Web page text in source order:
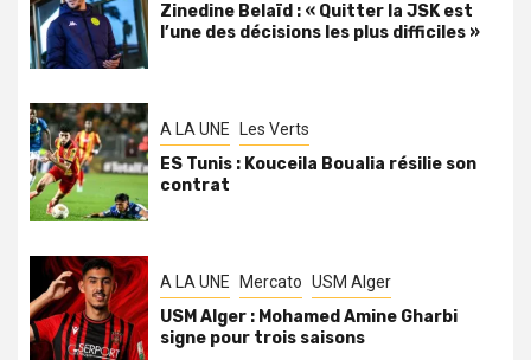
Zinedine Belaïd : « Quitter la JSK est
l’une des décisions les plus difficiles »
A LA UNE Les Verts
ES Tunis : Kouceila Boualia résilie son
contrat
A LA UNE Mercato USM Alger
USM Alger : Mohamed Amine Gharbi
signe pour trois saisons